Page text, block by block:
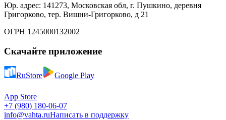
Юр. адрес: 141273, Московская обл, г. Пушкино, деревня
Григорково, тер. Вишни-Григорково, д 21
ОГРН 1245000132002
Скачайте приложение
RuStore Google Play
App Store
+7 (980) 180-06-07
info@vahta.ruНаписать в поддержку